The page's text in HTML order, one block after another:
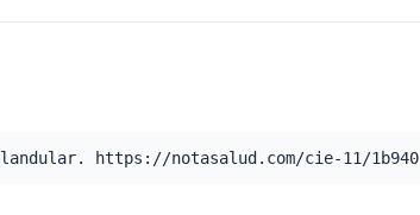
https://notasalud.com/cie-11/1b940